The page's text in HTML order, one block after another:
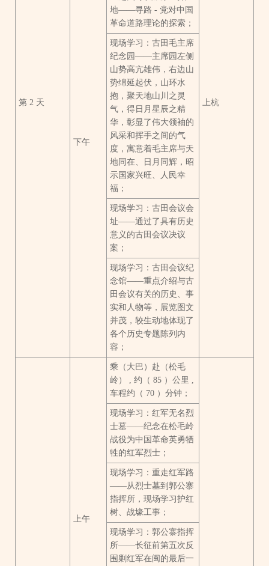
第 2 天 上杭
下午
地——寻路 - 党对中国
革命道路理论的探索；
现场学习：古田毛主席
纪念园——主席园左侧
山势高亢雄伟，右边山
势绵延起伏，山环水
抱，聚天地山川之灵
气，得日月星辰之精
华，彰显了伟大领袖的
风采和挥手之间的气
度，寓意着毛主席与天
地同在、日月同辉，昭
示国家兴旺、人民幸
福；
现场学习：古田会议会
址——通过了具有历史
意义的古田会议决议
案；
现场学习：古田会议纪
念馆——重点介绍与古
田会议有关的历史、事
实和人物等，展览图文
并茂，较生动地体现了
各个历史专题陈列内
容；
上午
乘（大巴）赴（松毛
岭） , 约（ 85 ）公里 ,
车程约（ 70 ）分钟；
现场学习：红军无名烈
士墓——纪念在松毛岭
战役为中国革命英勇牺
牲的红军烈士；
现场学习：重走红军路
——从烈士墓到郭公寨
指挥所，现场学习护红
树、战壕工事；
现场学习：郭公寨指挥
所——长征前第五次反
围剿红军在闽的最后一